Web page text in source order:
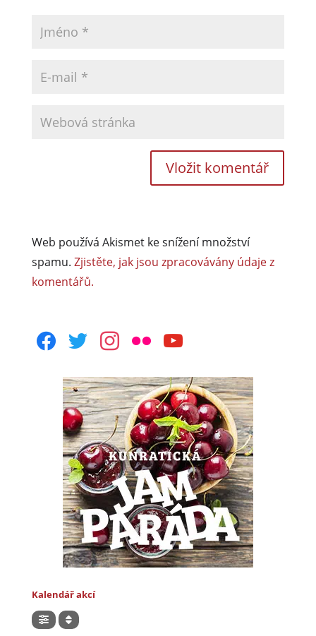
Web používá Akismet ke snížení množství
spamu. Zjistěte, jak jsou zpracovávány údaje z
komentářů.
facebooktwitterinstagram
flickr youtube
Kalendář akcí